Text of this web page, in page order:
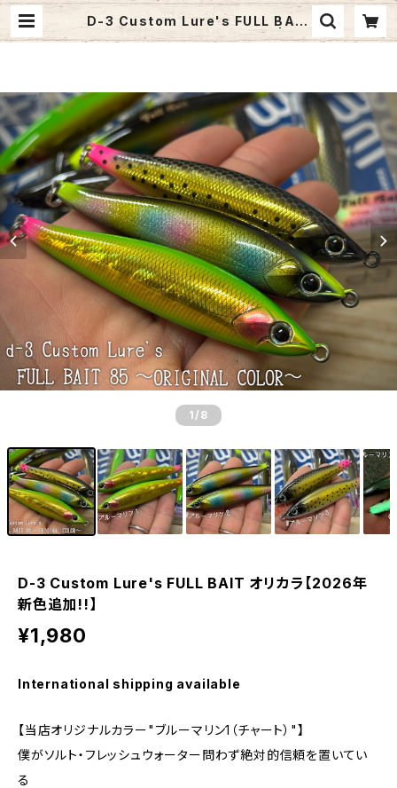
D-3 Custom Lure's FULL BAIT
オリカラ【2026年 新色追加!!】 | Fis
1 /8
D-3 Custom Lure's FULL BAIT オリカラ【2026年
新色追加!!】
¥1,980
International shipping available
【当店オリジナルカラー"ブルーマリン1（チャート）"】
僕がソルト・フレッシュウォーター問わず絶対的信頼を置いてい
る